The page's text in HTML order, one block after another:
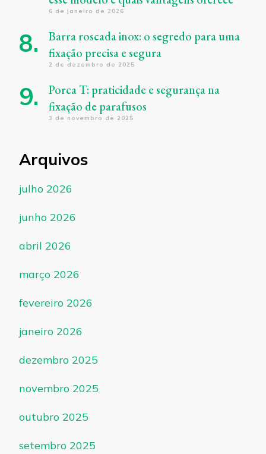
6 de janeiro de 2026
Barra roscada inox: o segredo para uma
fixação precisa e segura
2 de dezembro de 2025
Porca T: praticidade e segurança na
fixação de parafusos
3 de novembro de 2025
Arquivos
julho 2026
junho 2026
abril 2026
março 2026
fevereiro 2026
janeiro 2026
dezembro 2025
novembro 2025
outubro 2025
setembro 2025